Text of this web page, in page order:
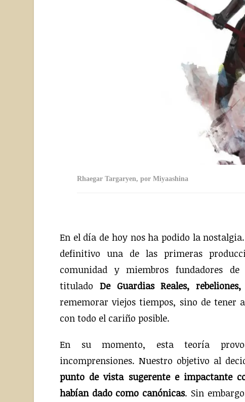
Rhaegar Targaryen, por Miyaashina
En el día de hoy nos ha podido la
definitivo una de las primeras
comunidad y miembros fundadores
titulado De Guardias Reales,
rememorar viejos tiempos, sino de tener
con todo el cariño posible.
En su momento, esta teoría
incomprensiones. Nuestro objetivo al
punto de vista sugerente e impactante
habían dado como canónicas. Sin